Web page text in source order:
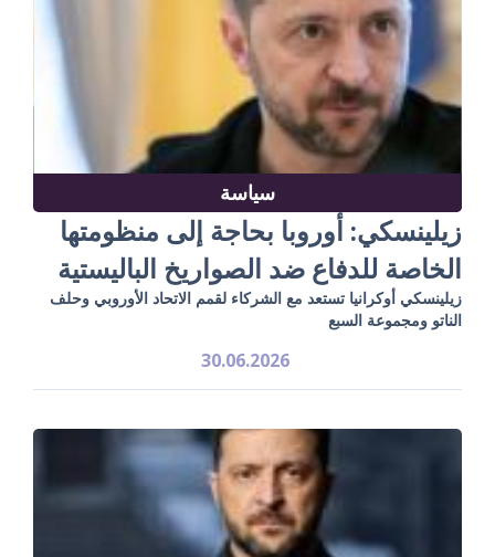
سياسة
زيلينسكي: أوروبا بحاجة إلى منظومتها
الخاصة للدفاع ضد الصواريخ الباليستية
زيلينسكي أوكرانيا تستعد مع الشركاء لقمم الاتحاد الأوروبي وحلف
الناتو ومجموعة السبع
30.06.2026